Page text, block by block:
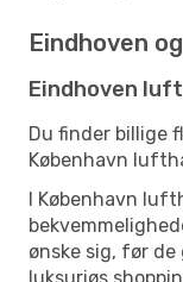
Eindhoven
Eindhoven
Du finder billige
København
I København
ønske sig, før de